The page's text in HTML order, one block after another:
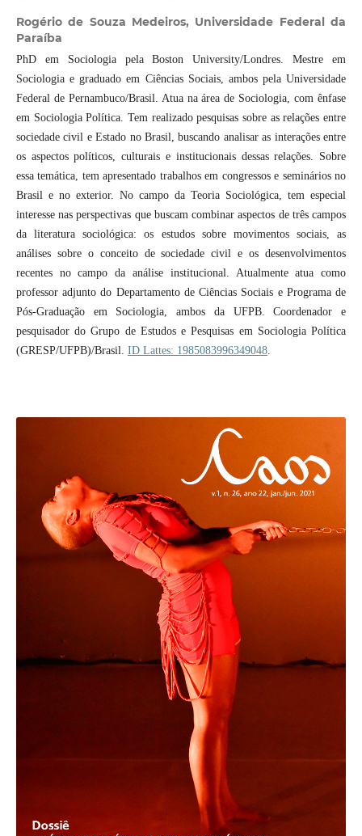
Rogério de Souza Medeiros, Universidade Federal da
Paraíba
PhD em Sociologia pela Boston University/Londres. Mestre em
Sociologia e graduado em Ciências Sociais, ambos pela Universidade
Federal de Pernambuco/Brasil. Atua na área de Sociologia, com ênfase
em Sociologia Política. Tem realizado pesquisas sobre as relações entre
sociedade civil e Estado no Brasil, buscando analisar as interações entre
os aspectos políticos, culturais e institucionais dessas relações. Sobre
essa temática, tem apresentado trabalhos em congressos e seminários no
Brasil e no exterior. No campo da Teoria Sociológica, tem especial
interesse nas perspectivas que buscam combinar aspectos de três campos
da literatura sociológica: os estudos sobre movimentos sociais, as
análises sobre o conceito de sociedade civil e os desenvolvimentos
recentes no campo da análise institucional. Atualmente atua como
professor adjunto do Departamento de Ciências Sociais e Programa de
Pós-Graduação em Sociologia, ambos da UFPB. Coordenador e
pesquisador do Grupo de Estudos e Pesquisas em Sociologia Política
(GRESP/UFPB)/Brasil. ID Lattes: 1985083996349048.